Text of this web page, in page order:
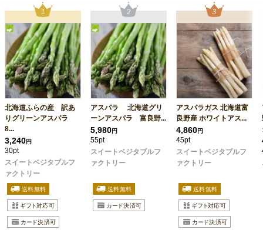
北海道ふらの産 訳あ
りグリーンアスパラ
8...
3,240円
30pt
スイートベジタブルフ
ァクトリー
アスパラ 北海道グリ
ーンアスパラ 富良野...
5,980円
55pt
スイートベジタブルフ
ァクトリー
アスパラガス 北海道富
良野産 ホワイトアス...
4,860円
45pt
スイートベジタブルフ
ァクトリー